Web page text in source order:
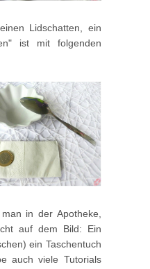
Lidschatten, ein
ist mit folgenden
in der Apotheke,
auf dem Bild: Ein
ein Taschentuch
auch viele Tutorials